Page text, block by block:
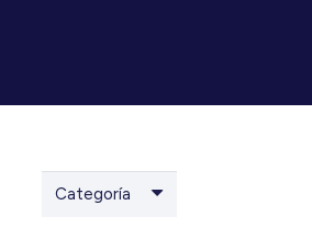
Categoría